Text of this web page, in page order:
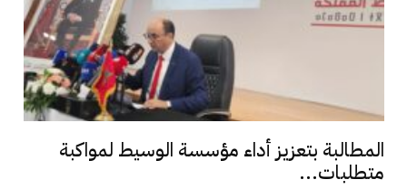
المطالبة بتعزيز أداء مؤسسة الوسيط لمواكبة
متطلبات...